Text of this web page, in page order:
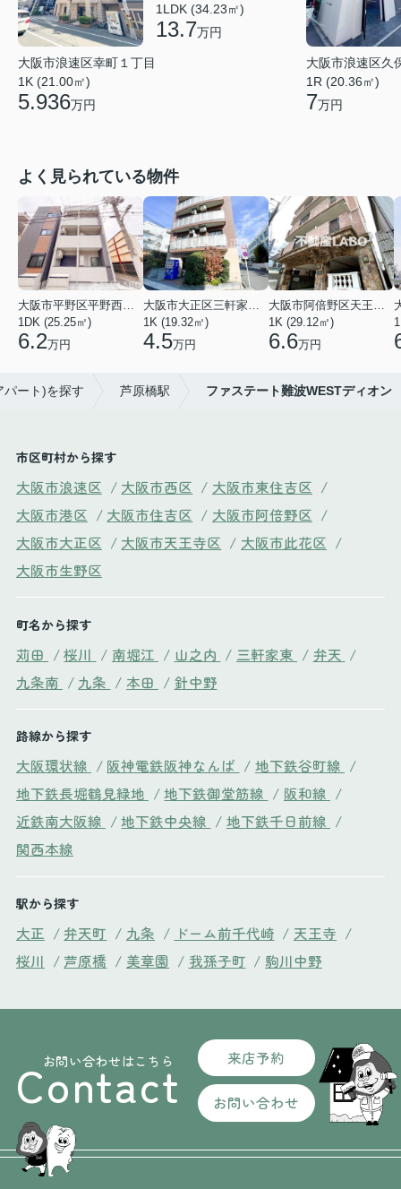
大阪市浪速区幸町１丁目
1K (21.00㎡)
5.936万円
1LDK (34.23㎡)
13.7万円
大阪市浪速区久
1R (20.36㎡)
7万円
よく見られている物件
1DK (25.25㎡)
6.2万円
1K (19.32㎡)
4.5万円
1K (29.12㎡)
6.6万円
ート)を探す 芦原橋駅 ファステート難波WESTディオン
市区町村から探す
大阪市浪速区 / 大阪市西区 / 大阪市東住吉区 /
大阪市港区 / 大阪市住吉区 / 大阪市阿倍野区 /
大阪市大正区 / 大阪市天王寺区 / 大阪市此花区 /
大阪市生野区
町名から探す
苅田 / 桜川 / 南堀江 / 山之内 / 三軒家東 / 弁天 /
九条南 / 九条 / 本田 / 針中野
路線から探す
大阪環状線 / 阪神電鉄阪神なんば / 地下鉄谷町線 /
地下鉄長堀鶴見緑地 / 地下鉄御堂筋線 / 阪和線 /
近鉄南大阪線 / 地下鉄中央線 / 地下鉄千日前線 /
関西本線
駅から探す
大正 / 弁天町 / 九条 / ドーム前千代崎 / 天王寺 /
桜川 / 芦原橋 / 美章園 / 我孫子町 / 駒川中野
お問い合わせはこちら
Contact 来店予約
お問い合わせ